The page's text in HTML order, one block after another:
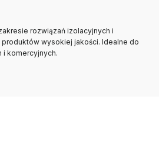
rozwiązań izolacyjnych i
wysokiej jakości. Idealne do
i komercyjnych.